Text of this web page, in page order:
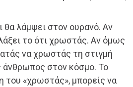
θα λάμψει στον ουρανό. Αν
το ότι χρωστάς. Αν όμως
να χρωστάς τη στιγμή
άνθρωπος στον κόσμο. Το
του «χρωστάς», μπορείς να